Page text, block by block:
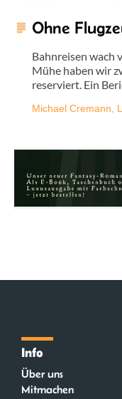
Ohne
Bahnreisen wach
Mühe haben wir
reserviert. Ein
Michael Cremann
Info
Über uns
Mitmachen